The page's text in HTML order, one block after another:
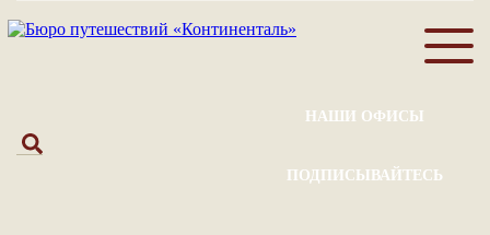
НАШИ ОФИСЫ
ПОДПИСЫВАЙТЕСЬ